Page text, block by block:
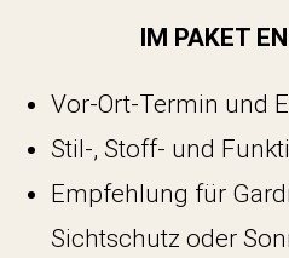
IM PAKET
Vor-Ort-Termin und
Stil-, Stoff- und
Empfehlung für
Sichtschutz oder